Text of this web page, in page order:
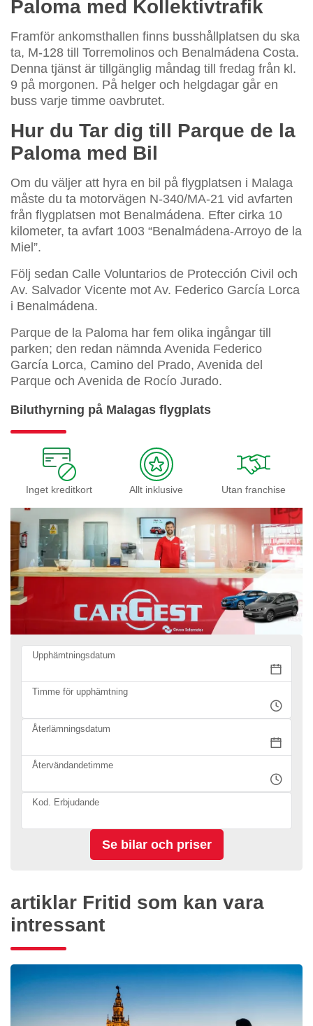
Paloma med Kollektivtrafik
Framför ankomsthallen finns busshållplatsen du ska
ta, M-128 till Torremolinos och Benalmádena Costa.
Denna tjänst är tillgänglig måndag till fredag från kl.
9 på morgonen. På helger och helgdagar går en
buss varje timme oavbrutet.
Hur du Tar dig till Parque de la
Paloma med Bil
Om du väljer att hyra en bil på flygplatsen i Malaga
måste du ta motorvägen N-340/MA-21 vid avfarten
från flygplatsen mot Benalmádena. Efter cirka 10
kilometer, ta avfart 1003 “Benalmádena-Arroyo de la
Miel”.
Följ sedan Calle Voluntarios de Protección Civil och
Av. Salvador Vicente mot Av. Federico García Lorca
i Benalmádena.
Parque de la Paloma har fem olika ingångar till
parken; den redan nämnda Avenida Federico
García Lorca, Camino del Prado, Avenida del
Parque och Avenida de Rocío Jurado.
Biluthyrning på Malagas flygplats
Inget kreditkort Allt inklusive Utan franchise
Upphämtningsdatum
Timme för upphämtning
Återlämningsdatum
Återvändandetimme
Kod. Erbjudande
artiklar Fritid som kan vara
intressant